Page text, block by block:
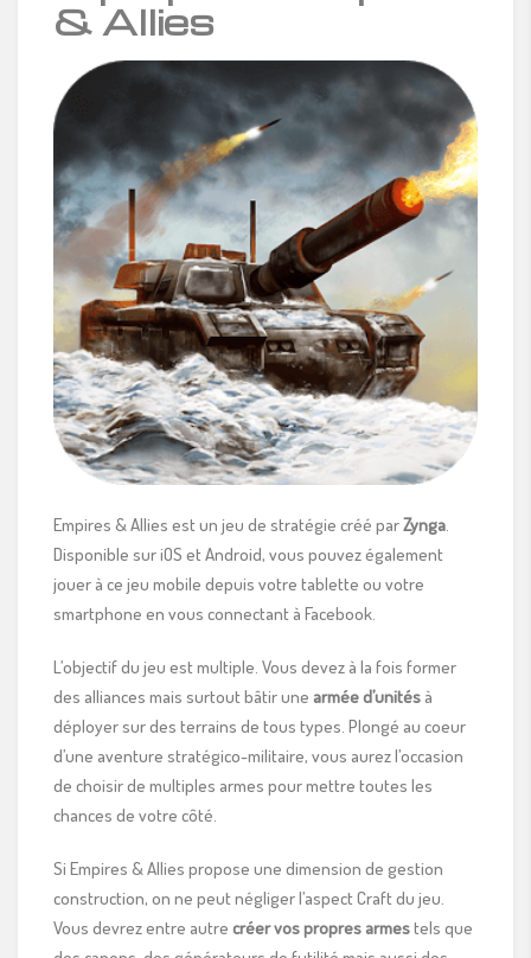
& Allies
Empires & Allies est un jeu de stratégie créé parZynga.
Disponible sur iOS et Android, vous pouvez également
jouer à ce jeu mobile depuis votre tablette ou votre
smartphone en vous connectant à Facebook.
L’objectif du jeu est multiple. Vous devez à la fois former
des alliances mais surtout bâtir une armée d’unités à
déployer sur des terrains de tous types. Plongé au coeur
d’une aventure stratégico-militaire, vous aurez l’occasion
de choisir de multiples armes pour mettre toutes les
chances de votre côté.
Si Empires & Allies propose une dimension de gestion
construction, on ne peut négliger l’aspect Craft du jeu.
Vous devrez entre autre créer vos propres armestels que